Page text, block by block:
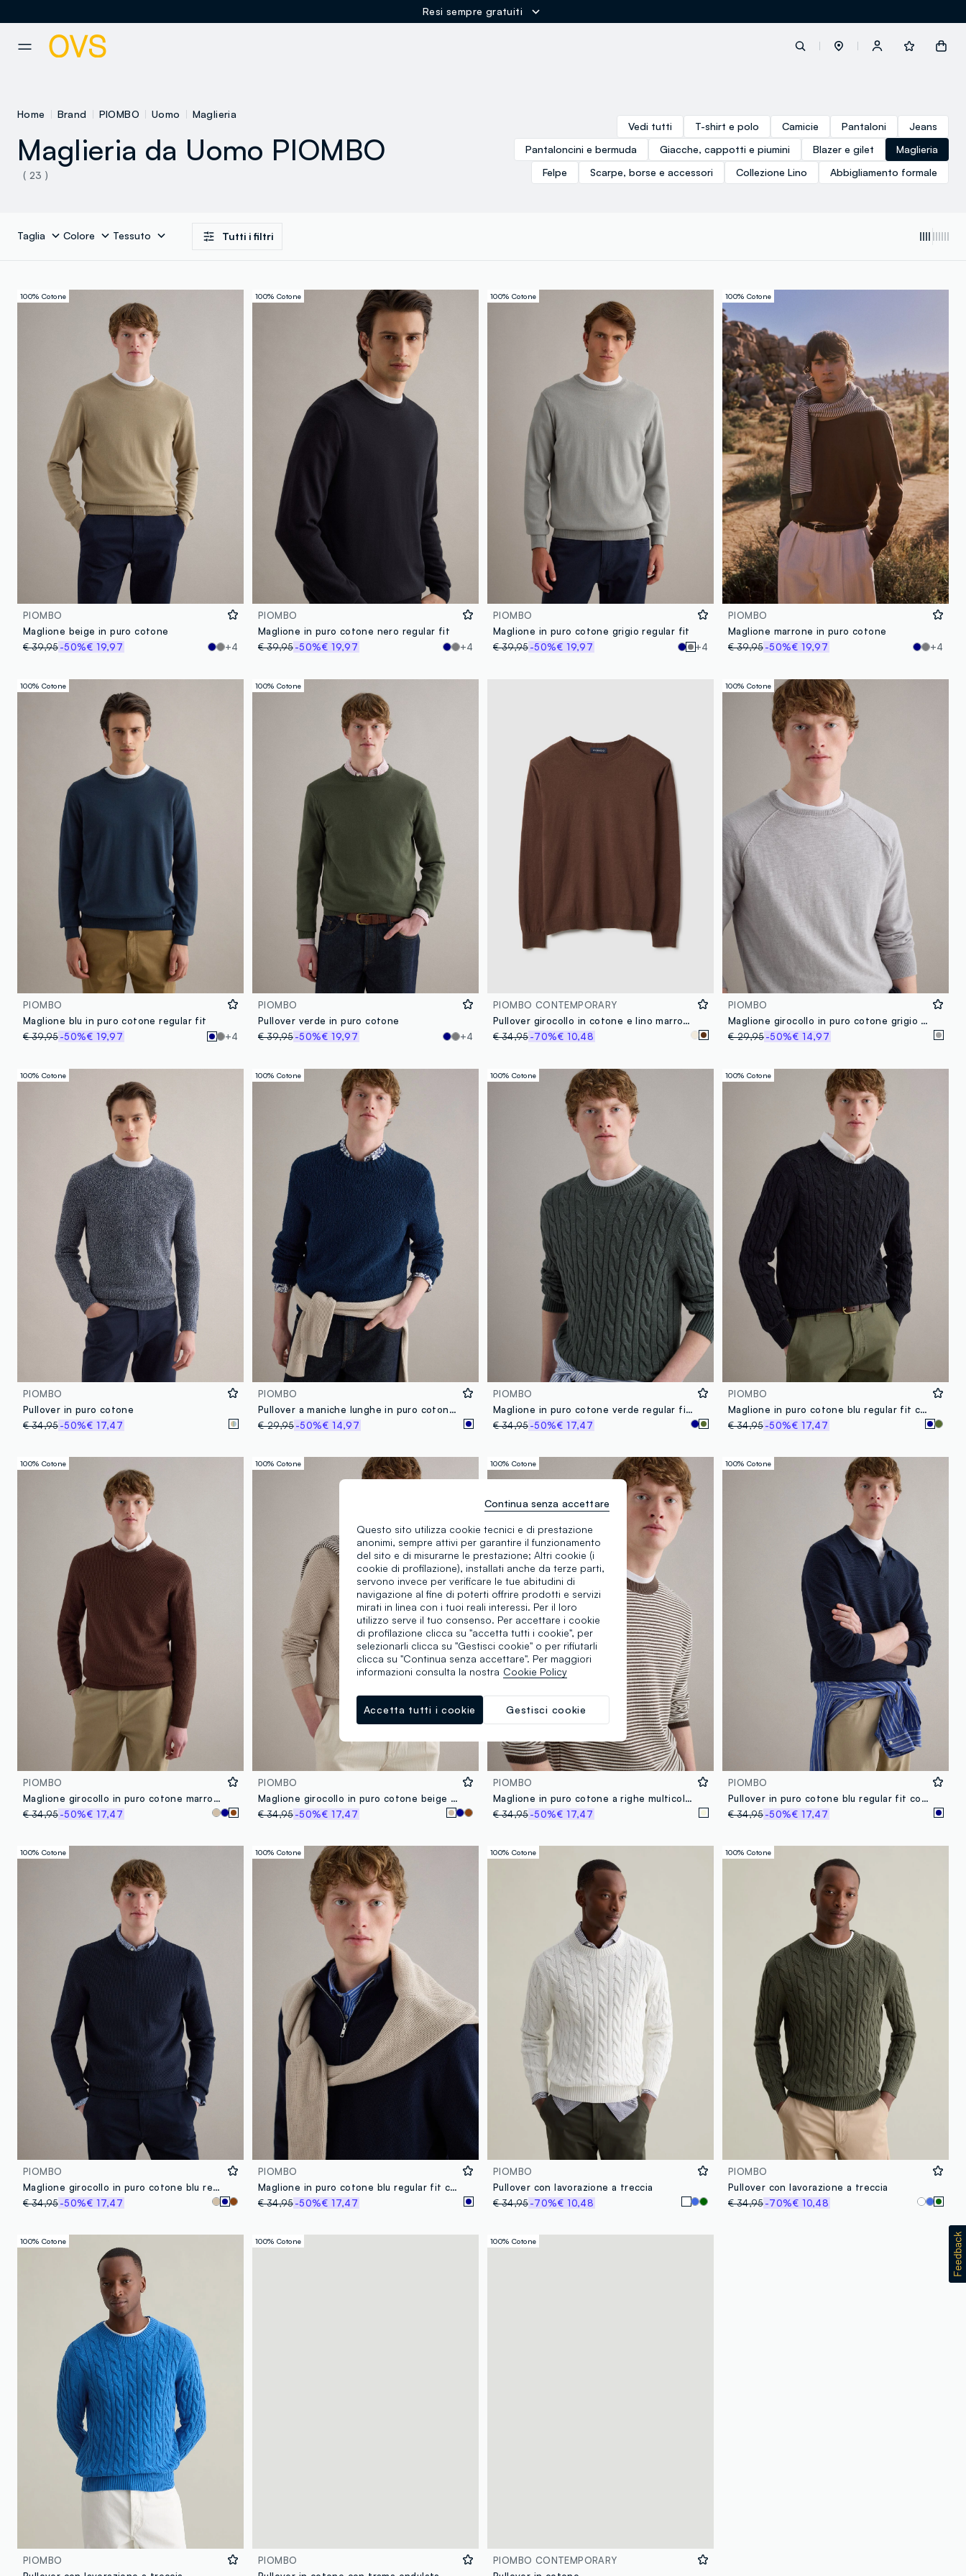
Spedizione Gratuita oltre i 60€
button.loginandregister
loyalty.euro.points
loyalty.guest.message
loyalty.guest.discoverpagelink
Home Brand PIOMBO Uomo Maglieria
Maglieria da Uomo PIOMBO
( 23 )
Vedi tutti T-shirt e polo Camicie Pantaloni
Jeans
Pantaloncini e bermuda
Giacche, cappotti e piumini Blazer e gilet
Maglieria
Felpe
Scarpe, borse e accessori Collezione Lino Abbigliamento formale
Taglia Colore Tessuto Tutti i filtri
100% Cotone
PIOMBO
Maglione beige in puro cotone
€ 39,95-50%€ 19,97 +4
100% Cotone
PIOMBO
Maglione in puro cotone nero regular fit
€ 39,95-50%€ 19,97 +4
100% Cotone
PIOMBO
Maglione in puro cotone grigio regular fit
€ 39,95-50%€ 19,97 +4
100% Cotone
PIOMBO
Maglione marrone in puro cotone
€ 39,95-50%€ 19,97 +4
100% Cotone
PIOMBO
Maglione blu in puro cotone regular fit
€ 39,95-50%€ 19,97 +4
100% Cotone
PIOMBO
Pullover verde in puro cotone
€ 39,95-50%€ 19,97 +4
PIOMBO CONTEMPORARY
Pullover girocollo in cotone e lino marrone regular fit
€ 34,95-70%€ 10,48
100% Cotone
PIOMBO
Maglione girocollo in puro cotone grigio regular fit
€ 29,95-50%€ 14,97
100% Cotone
PIOMBO
Pullover in puro cotone
€ 34,95-50%€ 17,47
100% Cotone
PIOMBO
Pullover a maniche lunghe in puro cotone blu regular fit
€ 29,95-50%€ 14,97
100% Cotone
PIOMBO
Maglione in puro cotone verde regular fit con design intrecciato
€ 34,95-50%€ 17,47
100% Cotone
PIOMBO
Maglione in puro cotone blu regular fit con design intrecciato
€ 34,95-50%€ 17,47
100% Cotone
PIOMBO
Maglione girocollo in puro cotone marrone regular fit
€ 34,95-50%€ 17,47
100% Cotone
PIOMBO
Maglione girocollo in puro cotone beige regular fit
€ 34,95-50%€ 17,47
100% Cotone
PIOMBO
Maglione in puro cotone a righe multicolor regular fit
€ 34,95-50%€ 17,47
100% Cotone
PIOMBO
Pullover in puro cotone blu regular fit con collo a polo
€ 34,95-50%€ 17,47
100% Cotone
PIOMBO
Maglione girocollo in puro cotone blu regular fit
€ 34,95-50%€ 17,47
100% Cotone
PIOMBO
Maglione in puro cotone blu regular fit con collo alto e zip
€ 34,95-50%€ 17,47
100% Cotone
PIOMBO
Pullover con lavorazione a treccia
€ 34,95-70%€ 10,48
100% Cotone
PIOMBO
Pullover con lavorazione a treccia
€ 34,95-70%€ 10,48
100% Cotone
PIOMBO
100% Cotone
PIOMBO
100% Cotone
PIOMBO CONTEMPORARY
Questo sito utilizza cookie tecnici e di prestazione
anonimi, sempre attivi per garantire il funzionamento
del sito e di misurarne le prestazione; Altri cookie (i
cookie di profilazione), installati anche da terze parti,
servono invece per verificare le tue abitudini di
navigazione al fine di poterti offrire prodotti e servizi
mirati in linea con i tuoi reali interessi. Per il loro
utilizzo serve il tuo consenso. Per accettare i cookie
di profilazione clicca su "accetta tutti i cookie", per
selezionarli clicca su "Gestisci cookie" o per rifiutarli
clicca su "Continua senza accettare". Per maggiori
informazioni consulta la nostra Cookie Policy
Gestisci cookie
Accetta tutti i cookie
Continua senza accettare